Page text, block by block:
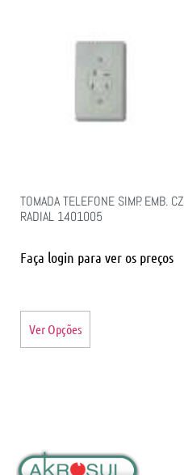
TOMADA TELEFONE SIMP. EMB. CZ
RADIAL 1401005
Faça login para ver os preços
Ver Opções